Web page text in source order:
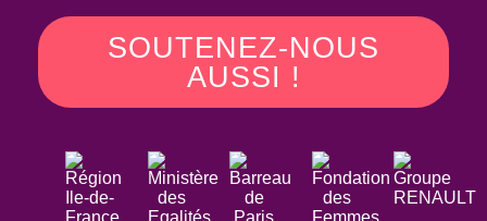
SOUTENEZ-NOUS
AUSSI !